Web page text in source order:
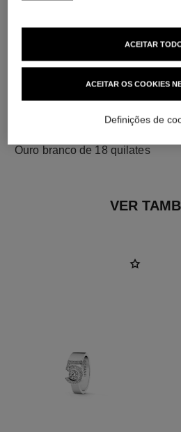
Ouro branco de 18 quilates
VER
ACEITAR OS COOKIES
ACEITAR
Definições de